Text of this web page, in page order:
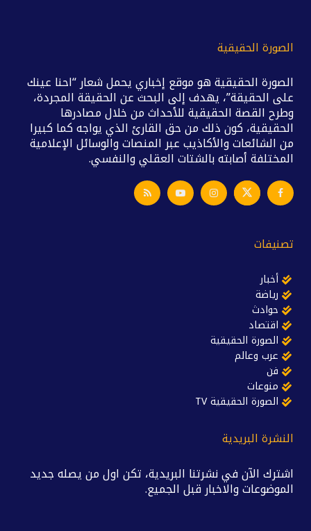
الصورة الحقيقية
الصورة الحقيقية هو موقع إخباري يحمل شعار “احنا عينك
على الحقيقة”، يهدف إلى البحث عن الحقيقة المجردة،
وطرح القصة الحقيقية للأحداث من خلال مصادرها
الحقيقية، كون ذلك من حق القارئ الذي يواجه كما كبيرا
من الشائعات والأكاذيب عبر المنصات والوسائل الإعلامية
المختلفة أصابته بالشتات العقلي والنفسي.
تصنيفات
أخبار
رياضة
حوادث
اقتصاد
الصورة الحقيقية
عرب وعالم
فن
منوعات
الصورة الحقيقية TV
النشرة البريدية
اشترك الآن في نشرتنا البريدية، تكن اول من يصله جديد
الموضوعات والاخبار قبل الجميع.